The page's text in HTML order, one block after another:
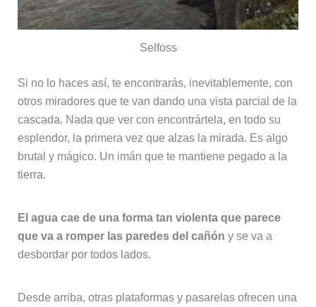
Selfoss
Si no lo haces así, te encontrarás, inevitablemente, con
otros miradores que te van dando una vista parcial de la
cascada. Nada que ver con encontrártela, en todo su
esplendor, la primera vez que alzas la mirada. Es algo
brutal y mágico. Un imán que te mantiene pegado a la
tierra.
El agua cae de una forma tan violenta que parece
que va a romper las paredes del cañón y se va a
desbordar por todos lados.
Desde arriba, otras plataformas y pasarelas ofrecen una